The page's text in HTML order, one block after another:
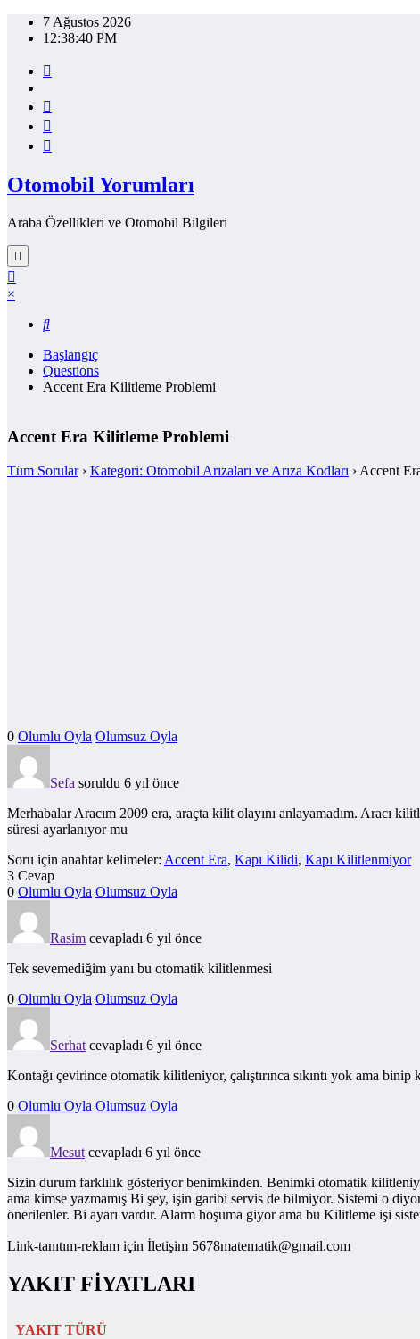
İçeriğe7 Ağustos 2026
12:38:41 PM
Otomobil Yorumları
Araba Özellikleri ve Otomobil Bilgileri
×
Başlangıç
Questions
Accent Era Kilitleme Problemi
Accent Era Kilitleme Problemi
Tüm Sorular› Kategori: Otomobil Arızaları ve Arıza Kodları › Accent
0 Olumlu Oyla Olumsuz Oyla
Sefa soruldu 6 yıl önce
Merhabalar Aracım 2009 era, araçta kilit olayını anlayamadım. Aracı
süresi ayarlanıyor mu
Soru için anahtar kelimeler: Accent Era, Kapı Kilidi, Kapı Kilitlenmiyor
3 Cevap
0 Olumlu Oyla Olumsuz Oyla
Rasim cevapladı 6 yıl önce
Tek sevemediğim yanı bu otomatik kilitlenmesi
0 Olumlu Oyla Olumsuz Oyla
Serhat cevapladı 6 yıl önce
Kontağı çevirince otomatik kilitleniyor, çalıştırınca sıkıntı yok ama
0 Olumlu Oyla Olumsuz Oyla
Mesut cevapladı 6 yıl önce
Sizin durum farklılık gösteriyor benimkinden. Benimki otomatik
ama kimse yazmamış Bi şey, işin garibi servis de bilmiyor. Sistemi o
önerilenler. Bi ayarı vardır. Alarm hoşuma giyor ama bu Kilitleme işi
Link-tanıtım-reklam için İletişim 5678matematik@gmail.com
YAKIT FİYATLARI
YAKIT TÜRÜ